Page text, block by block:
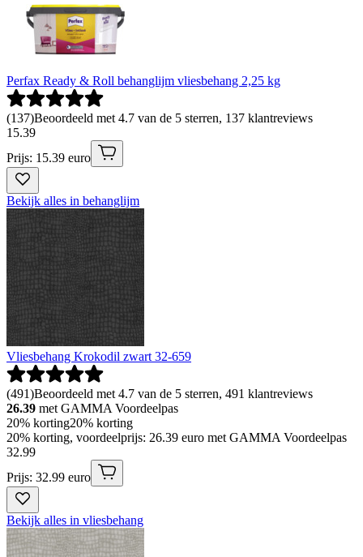
Perfax Ready & Roll behanglijm vliesbehang 2,25 kg
(137)Beoordeeld met 4.7 van de 5 sterren, 137 klantreviews
15.39
Prijs: 15.39 euro
Bekijk alles in behanglijm
Vliesbehang Krokodil zwart 32-659
(491)Beoordeeld met 4.7 van de 5 sterren, 491 klantreviews
26.39 met GAMMA Voordeelpas
20% korting20% korting
20% korting, voordeelprijs: 26.39 euro met GAMMA Voordeelpas
32.99
Prijs: 32.99 euro
Bekijk alles in vliesbehang